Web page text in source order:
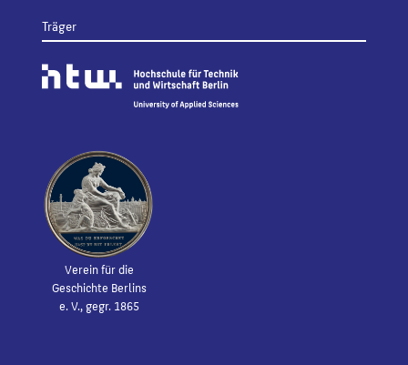
Träger
Verein für die
Geschichte Berlins
e. V., gegr. 1865